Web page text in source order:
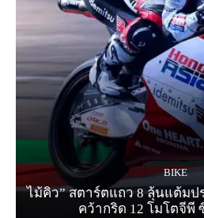
BIKE
ไม้คิว” สตาร์ตแถว 8 ลุ้นแต้มป
คว้ากริด 12 โมโตจีพี